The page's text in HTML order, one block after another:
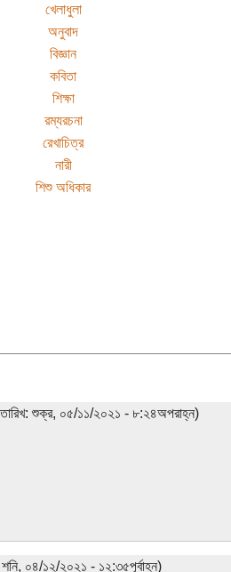
খেলাধুলা
অনুবাদ
বিজ্ঞান
কবিতা
শিক্ষা
রম্যরচনা
রেখাচিত্র
নারী
শিশু অধিকার
শুক্র, ০৫/১১/২০২১ - ৮:২৪অপরাহ্ন)
০৪/১২/২০২১ - ১২:৩৫পূর্বাহ্ন)